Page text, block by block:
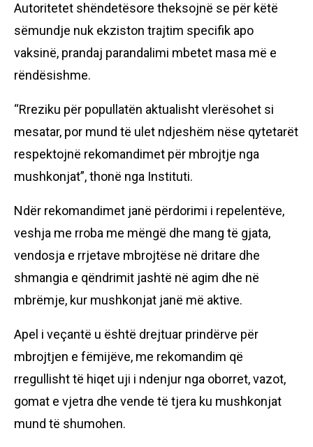
Autoritetet shëndetësore theksojnë se për këtë
sëmundje nuk ekziston trajtim specifik apo
vaksinë, prandaj parandalimi mbetet masa më e
rëndësishme.
“Rreziku për popullatën aktualisht vlerësohet si
mesatar, por mund të ulet ndjeshëm nëse qytetarët
respektojnë rekomandimet për mbrojtje nga
mushkonjat”, thonë nga Instituti.
Ndër rekomandimet janë përdorimi i repelentëve,
veshja me rroba me mëngë dhe mang të gjata,
vendosja e rrjetave mbrojtëse në dritare dhe
shmangia e qëndrimit jashtë në agim dhe në
mbrëmje, kur mushkonjat janë më aktive.
Apel i veçantë u është drejtuar prindërve për
mbrojtjen e fëmijëve, me rekomandim që
rregullisht të hiqet uji i ndenjur nga oborret, vazot,
gomat e vjetra dhe vende të tjera ku mushkonjat
mund të shumohen.